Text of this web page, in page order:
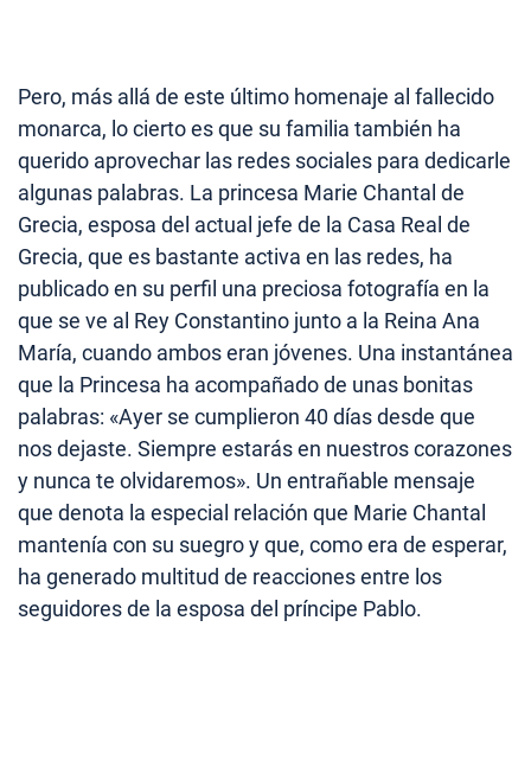
Pero, más allá de este último homenaje al fallecido
monarca, lo cierto es que su familia también ha
querido aprovechar las redes sociales para dedicarle
algunas palabras. La princesa Marie Chantal de
Grecia, esposa del actual jefe de la Casa Real de
Grecia, que es bastante activa en las redes, ha
publicado en su perfil una preciosa fotografía en la
que se ve al Rey Constantino junto a la Reina Ana
María, cuando ambos eran jóvenes. Una instantánea
que la Princesa ha acompañado de unas bonitas
palabras: «Ayer se cumplieron 40 días desde que
nos dejaste. Siempre estarás en nuestros corazones
y nunca te olvidaremos». Un entrañable mensaje
que denota la especial relación que Marie Chantal
mantenía con su suegro y que, como era de esperar,
ha generado multitud de reacciones entre los
seguidores de la esposa del príncipe Pablo.